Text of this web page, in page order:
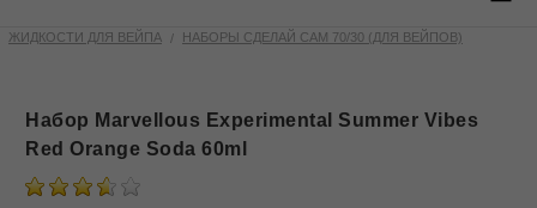
ЖИДКОСТИ ДЛЯ ВЕЙПА НАБОРЫ СДЕЛАЙ САМ 70/30 (ДЛЯ ВЕЙПОВ)
Набор Marvellous Experimental Summer Vibes
Red Orange Soda 60ml